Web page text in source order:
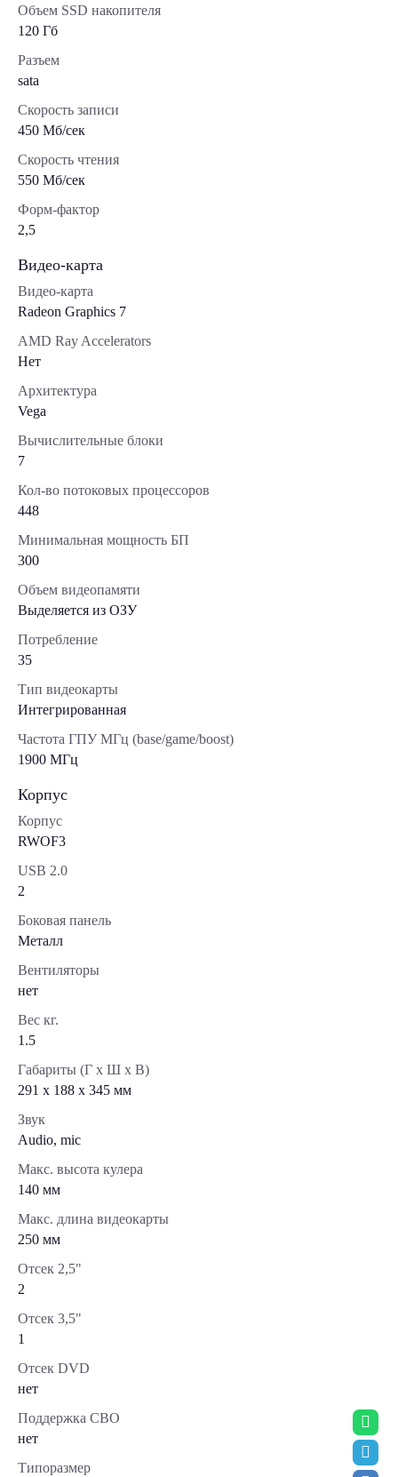
Объем SSD накопителя
120 Гб
Разъем
sata
Скорость записи
450 Мб/сек
Скорость чтения
550 Мб/сек
Форм-фактор
2,5
Видео-карта
Видео-карта
Radeon Graphics 7
AMD Ray Accelerators
Нет
Архитектура
Vega
Вычислительные блоки
7
Кол-во потоковых процессоров
448
Минимальная мощность БП
300
Объем видеопамяти
Выделяется из ОЗУ
Потребление
35
Тип видеокарты
Интегрированная
Частота ГПУ МГц (base/game/boost)
1900 МГц
Корпус
Корпус
RWOF3
USB 2.0
2
Боковая панель
Металл
Вентиляторы
нет
Вес кг.
1.5
Габариты (Г x Ш x В)
291 x 188 x 345 мм
Звук
Audio, mic
Макс. высота кулера
140 мм
Макс. длина видеокарты
250 мм
Отсек 2,5"
2
Отсек 3,5"
1
Отсек DVD
нет
Поддержка СВО
нет
Типоразмер